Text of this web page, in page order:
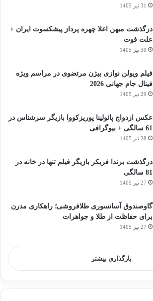
31 تیر 1405
درگذشت میهن اعلا چهره پرداز پیشکسوت ایران +
علت فوت
30 تیر 1405
فیلم ویولن نوازی بیژن مرتضوی در مراسم ویژه
فینال جام جهانی 2026
29 تیر 1405
عکس ازدواج پائولینا پوریزکووا بازیگر سرشناس در
61 سالگی + بیوگرافی
28 تیر 1405
درگذشت برندا فریکر بازیگر فیلم تنها در خانه در
81 سالگی
27 تیر 1405
گاوصندوق آسانسوری طلافروشی؛ راهکاری مدرن
برای حفاظت از طلا و جواهرات
27 تیر 1405
بارگذاری بیشتر